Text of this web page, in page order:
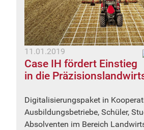
11.01.2019
Case IH fördert Einstieg
in die
Digitalisierungspaket in
Ausbildungsbetriebe, Schüler,
Absolventen im Bereich